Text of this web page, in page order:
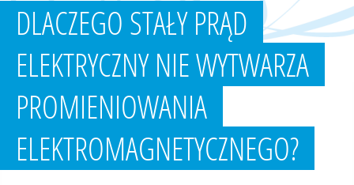
DLACZEGO STAŁY PRĄD
ELEKTRYCZNY NIE WYTWARZA
PROMIENIOWANIA
ELEKTROMAGNETYCZNEGO?